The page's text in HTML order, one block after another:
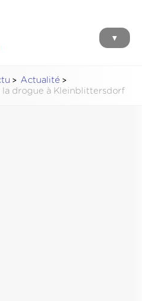
▼
Actualité
la drogue à Kleinblittersdorf